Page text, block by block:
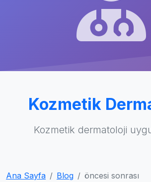
Kozmetik
Kozmetik dermatoloji
Ana Sayfa Blog öncesi sonrası